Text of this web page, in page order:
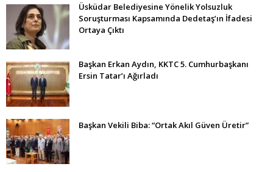
Üsküdar Belediyesine Yönelik Yolsuzluk
Soruşturması Kapsamında Dedetaş’ın İfadesi
Ortaya Çıktı
Başkan Erkan Aydın, KKTC 5. Cumhurbaşkanı
Ersin Tatar’ı Ağırladı
Başkan Vekili Biba: “Ortak Akıl Güven Üretir”